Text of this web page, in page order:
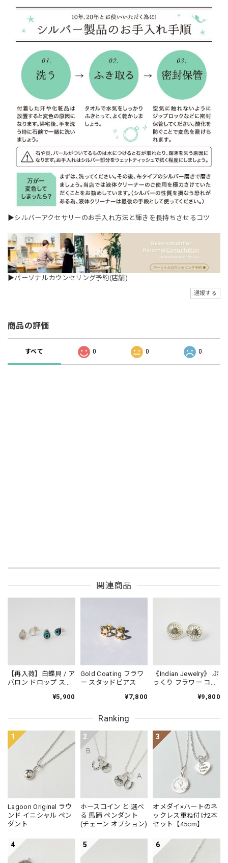
▶シルバーアクセサリーのお手入れ方法と輝きを長持ちさせるコツ
▶パーソナルカウンセリング予約(店舗)
通報する
商品の評価
すべて 0 0 0
関連商品
【再入荷】白蝶貝 / ア
バロン ドロップ スタ
アス プチピアス¥5,900
Gold Coating フラワ
ー スタッドピアス
¥7,800
《Indian Jewelry》 ぷ
っくり フラワー コン
¥9,800
Ranking
1
Lagoon Original ラウ
ンド イニシャル ペン
ダント
2
ホースコイン と 選べ
る 馬蹄 ペンダント
(チェーン オプション)
3
オメダイ×ハートのネ
ックレス重ね付け2本
セット【45cm】
4 5 6